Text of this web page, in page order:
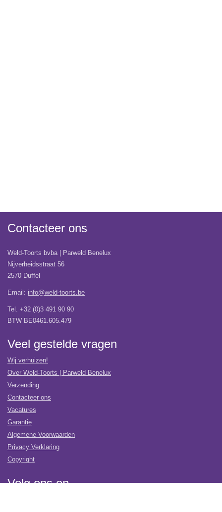
Contacteer ons
Weld-Toorts bvba | Parweld Benelux
Nijverheidsstraat 56
2570 Duffel
Email: info@weld-toorts.be
Tel. +32 (0)3 491 90 90
BTW BE0461.605.479
Veel gestelde vragen
Wij verhuizen!
Over Weld-Toorts | Parweld Benelux
Verzending
Contacteer ons
Vacatures
Garantie
Algemene Voorwaarden
Privacy Verklaring
Copyright
Volg ons op